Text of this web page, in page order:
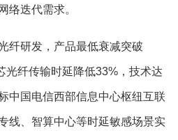
络迭代需求。
纤研发，产品最低衰减突破
光纤传输时延降低33% ，技术达
中国电信西部信息中心枢纽互联
线、智算中心等时延敏感场景实